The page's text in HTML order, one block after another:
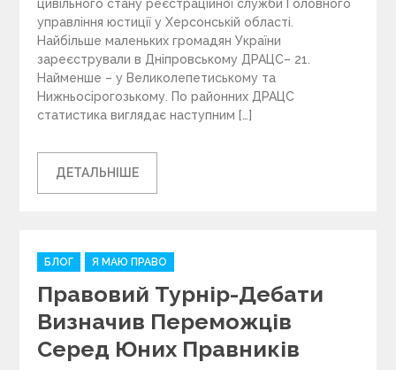
цивільного стану реєстраційної служби Головного
управління юстиції у Херсонській області.
Найбільше маленьких громадян України
зареєстрували в Дніпровському ДРАЦС– 21.
Найменше – у Великолепетиському та
Нижньосірогозькому. По районних ДРАЦС
статистика виглядає наступним […]
ДЕТАЛЬНІШЕ
C
a
e
g
o
БЛОГ Я МАЮ ПРАВО
Правовий Турнір-Дебати
Визначив Переможців
Серед Юних Правників